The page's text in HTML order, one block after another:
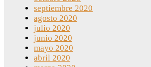
septiembre 2020
agosto 2020
julio 2020
junio 2020
mayo 2020
abril 2020